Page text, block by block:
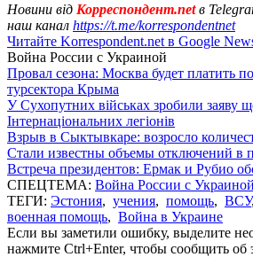
Новини від Корреспондент.netв
наш канал https://t.me/korrespondentnet
Читайте Korrespondent.net в Google
Война России с Украиной
Провал сезона: Москва будет платить
турсектора Крыма
У Сухопутних військах зробили заяву
Інтернаціональних легіонів
Взрыв в Сыктывкаре: возросло
Стали известны объемы отключений в
Встреча президентов: Ермак и Рубио
СПЕЦТЕМА: Война России с Украиной
ТЕГИ: Эстония, учения, помощь, ВСУ
военная помощь, Война в Украине
Если вы заметили ошибку, выделите
нажмите Ctrl+Enter, чтобы сообщить об